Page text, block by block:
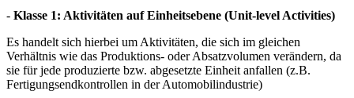
- Klasse 1: Aktivitäten auf Einheitsebene (Unit-level Activities)
Es handelt sich hierbei um Aktivitäten, die sich im gleichen
Verhältnis wie das Produktions- oder Absatzvolumen verändern, da
sie für jede produzierte bzw. abgesetzte Einheit anfallen (z.B.
Fertigungsendkontrollen in der Auto­mobil­industrie)